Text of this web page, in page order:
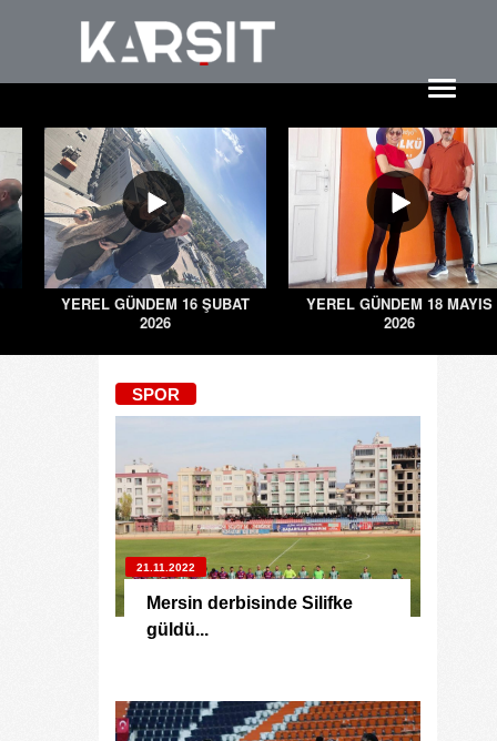
YEREL GÜNDEM 16 ŞUBAT
2026
YEREL GÜNDEM 18 MAYIS
2026
SPOR
21.11.2022
Mersin derbisinde Silifke
güldü...